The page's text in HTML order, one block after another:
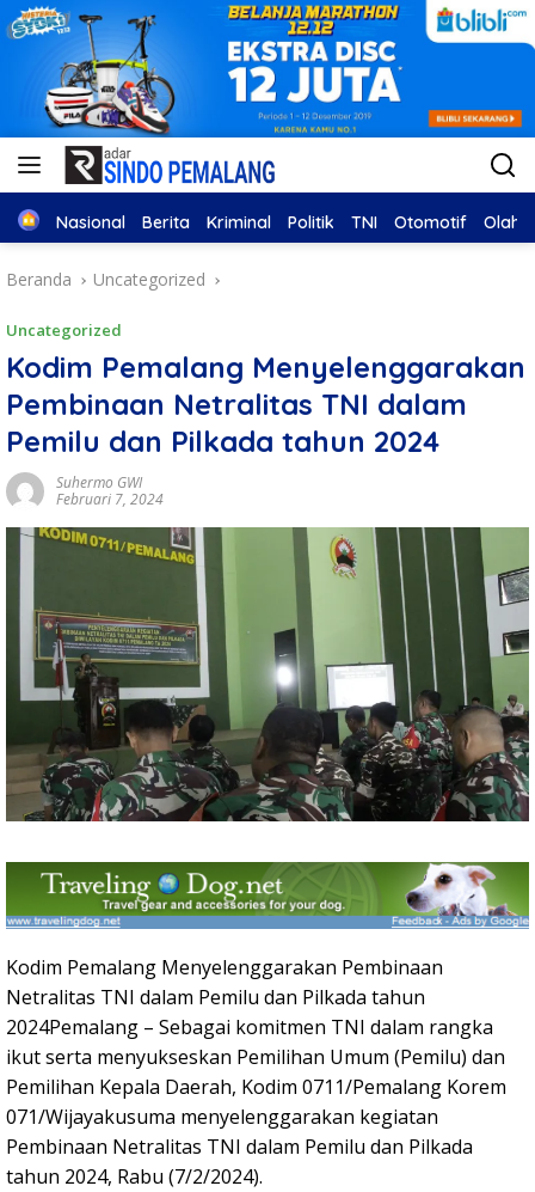
Home
Nasional Berita Kriminal Politik TNI Otomotif
Beranda Uncategorized
Uncategorized
Kodim Pemalang Menyelenggarakan
Pembinaan Netralitas TNI dalam
Pemilu dan Pilkada tahun 2024
Suhermo GWI
Februari 7, 2024
Kodim Pemalang Menyelenggarakan Pembinaan
Netralitas TNI dalam Pemilu dan Pilkada tahun
2024Pemalang – Sebagai komitmen TNI dalam rangka
ikut serta menyukseskan Pemilihan Umum (Pemilu) dan
Pemilihan Kepala Daerah, Kodim 0711/Pemalang Korem
071/Wijayakusuma menyelenggarakan kegiatan
Pembinaan Netralitas TNI dalam Pemilu dan Pilkada
tahun 2024, Rabu (7/2/2024).